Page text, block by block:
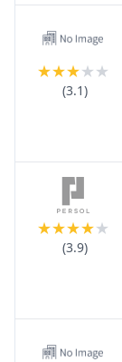
★★★★★
(3.1)
★★★★★
(3.9)